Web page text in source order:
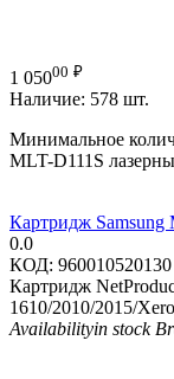
1 05000 ₽
Наличие: 578 шт.
Минимальное
MLT-D111S
Картридж
0.0
КОД: 960010520130
Картридж
1610/2010/2015/
Availabilityin stock